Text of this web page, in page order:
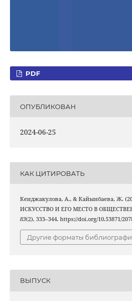
PDF
ОПУБЛИКОВАН
2024-06-25
КАК ЦИТИРОВАТЬ
Кенджакулова, А., & Кайынбаева, Ж.
ИСКУССТВО И ЕГО МЕСТО В
83(2), 333–344. https://doi.org/10.53871/
Другие форматы
ВЫПУСК